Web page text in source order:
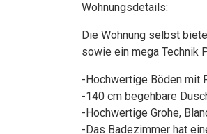
Wohnungsdetails:
Die Wohnung selbst
sowie ein mega Technik
-Hochwertige Böden mit
-140 cm begehbare
-Hochwertige Grohe,
-Das Badezimmer hat